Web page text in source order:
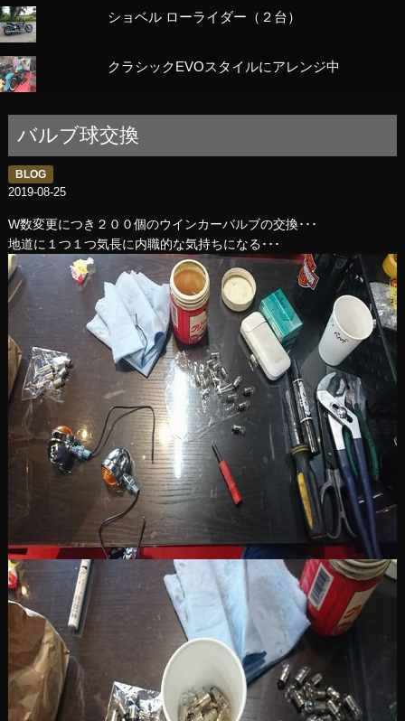
ショベル ローライダー（２台）
クラシックEVOスタイルにアレンジ中
バルブ球交換
BLOG
2019-08-25
W数変更につき２００個のウインカーバルブの交換･･･
地道に１つ１つ気長に内職的な気持ちになる･･･